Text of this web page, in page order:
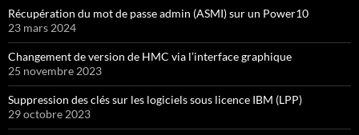
Récupération du mot de passe admin (ASMI) sur un Power10
23 mars 2024
Changement de version de HMC via l’interface graphique
25 novembre 2023
Suppression des clés sur les logiciels sous licence IBM (LPP)
29 octobre 2023